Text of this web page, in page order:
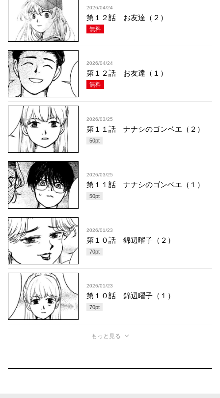
2026/04/24
第１２話 お友達（２）
無料
2026/04/24
第１２話 お友達（１）
無料
2026/03/25
第１１話 ナナシのゴンベエ（２）
50pt
2026/03/25
第１１話 ナナシのゴンベエ（１）
50pt
2026/01/23
第１０話 錦辺曜子（２）
70pt
2026/01/23
第１０話 錦辺曜子（１）
70pt
もっと見る